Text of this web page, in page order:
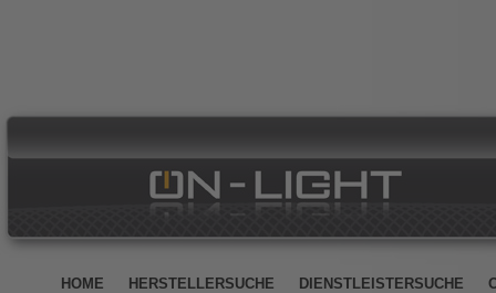
HOME HERSTELLERSUCHE DIENSTLEISTERSUCHE